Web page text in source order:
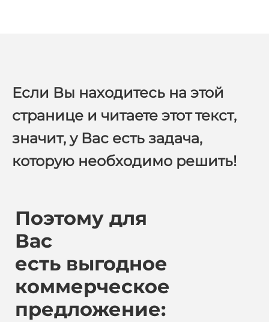
Если Вы находитесь на этой
странице и читаете этот текст,
значит, у Вас есть задача,
которую необходимо решить!
Поэтому для
Вас
есть выгодное
коммерческое
предложение: